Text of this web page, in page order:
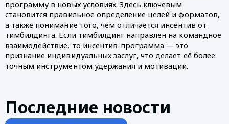
программу в новых условиях. Здесь ключевым
становится правильное определение целей и форматов,
а также понимание того, чем отличается инсентив от
тимбилдинга. Если тимбилдинг направлен на командное
взаимодействие, то инсентив-программа — это
признание индивидуальных заслуг, что делает её более
точным инструментом удержания и мотивации.
Последние новости